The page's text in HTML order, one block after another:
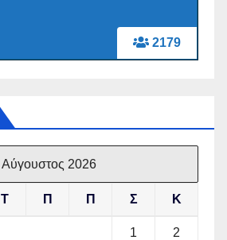
2179
Αύγουστος 2026
Τ Π Π Σ Κ
1 2